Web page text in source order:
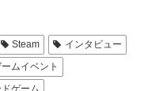
Steam
インタビュー
ムイベント
ゲーム